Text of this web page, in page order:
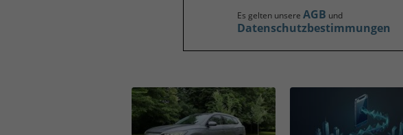
Es gelten unsere AGB und
Datenschutzbestimmungen